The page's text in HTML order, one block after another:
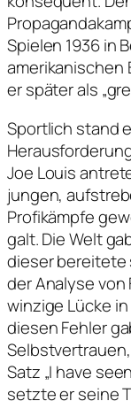
Spielen 1936 in
amerikanischen
er später als
Sportlich stand
Joe Louis
jungen,
Profikämpfe
galt. Die Welt
dieser bereitete
der Analyse
winzige Lücke in
diesen Fehler
Satz „I have
setzte er seine